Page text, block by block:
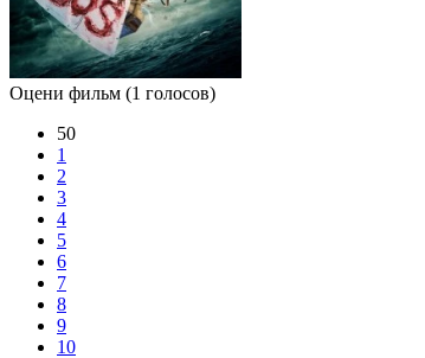
Оцени фильм (1 голосов)
50
1
2
3
4
5
6
7
8
9
10